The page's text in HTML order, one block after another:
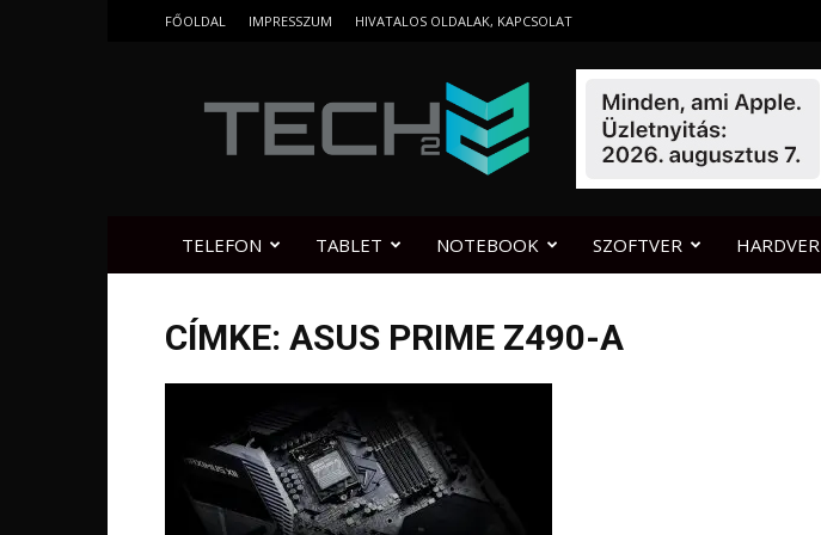
FŐOLDAL IMPRESSZUM HIVATALOS OLDALAK, KAPCSOLAT
TELEFON TABLET NOTEBOOK SZOFTVER HARDVER
CÍMKE: ASUS PRIME Z490-A